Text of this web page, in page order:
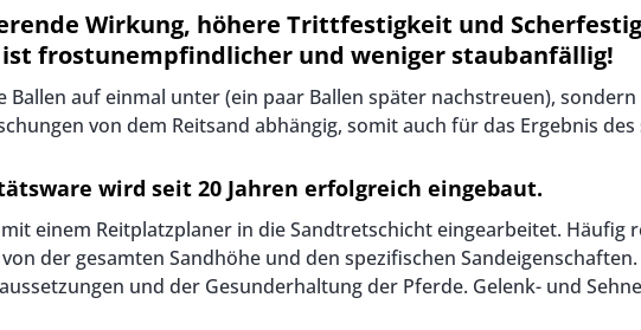
Wirkung, höhere Trittfestigkeit und
frostunempfindlicher und weniger staubanfällig!
Ballen auf einmal unter (ein paar Ballen später nachstreuen),
von dem Reitsand abhängig, somit auch für das Ergebnis
wird seit 20 Jahren erfolgreich eingebaut.
einem Reitplatzplaner in die Sandtretschicht eingearbeitet.
der gesamten Sandhöhe und den spezifischen
und der Gesunderhaltung der Pferde. Gelenk- und